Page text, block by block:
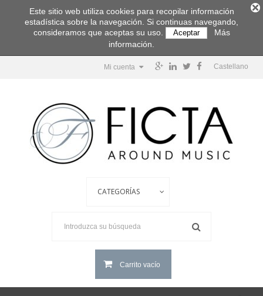
Castellano
Mi cuenta
Carrito vacío
Este sitio web utiliza cookies para recopilar información
estadística sobre la navegación. Si continuas navegando,
consideramos que aceptas su uso.
Aceptar
Más
información.